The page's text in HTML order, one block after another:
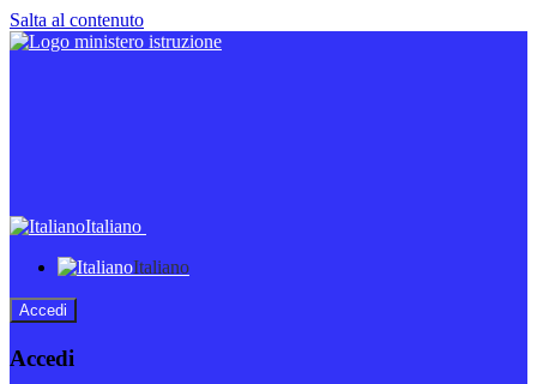
Salta al contenuto
Italiano
Italiano
Accedi
Accedi